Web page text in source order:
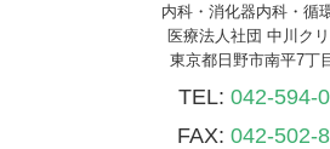
施設・設備紹介
内科・消化器内科・循
医療法人社団 中川ク
東京都日野市南平7丁
TEL: 042-594-
FAX: 042-502-